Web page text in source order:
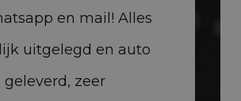
en mail! Alles
uitgelegd en auto
geleverd, zeer